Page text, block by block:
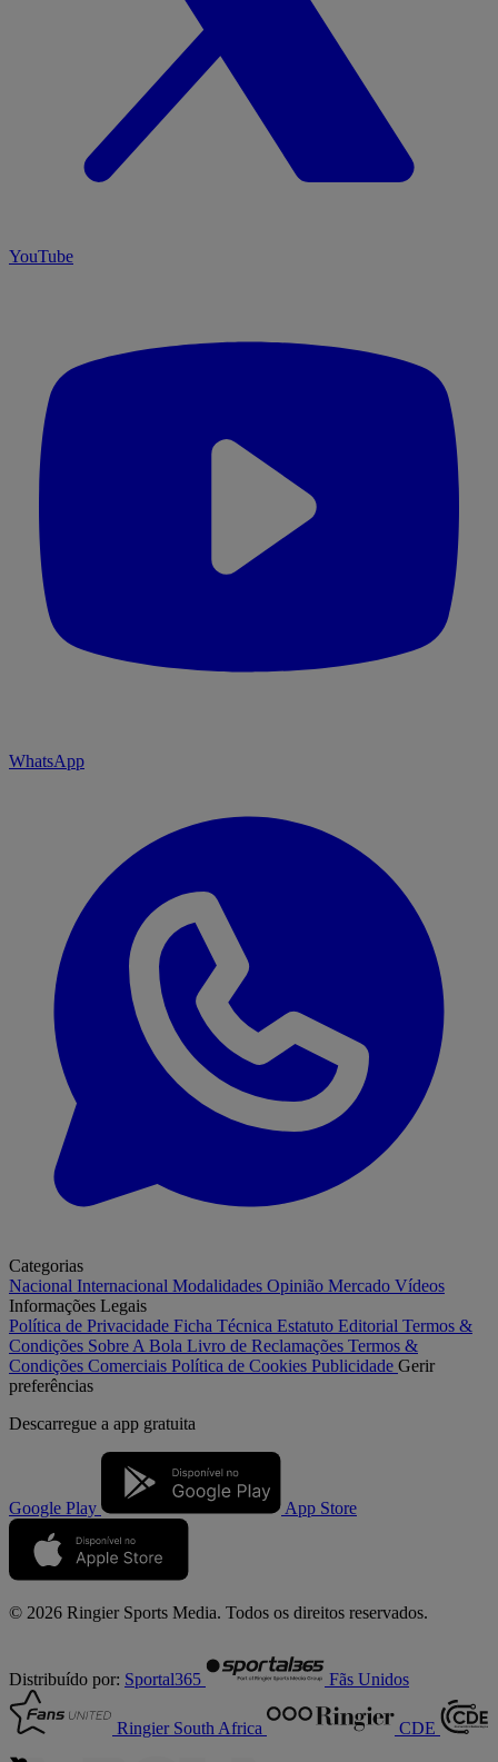
YouTube
WhatsApp
Categorias
Nacional Internacional Modalidades Opinião Mercado Vídeos
Informações Legais
Política de Privacidade Ficha Técnica Estatuto Editorial Termos &
Condições Sobre A Bola Livro de Reclamações Termos &
Condições Comerciais Política de Cookies Publicidade Gerir
preferências
Descarregue a app gratuita
Google Play App Store
© 2026 Ringier Sports Media. Todos os direitos reservados.
Distribuído por: Sportal365 Fãs Unidos
Ringier South Africa CDE